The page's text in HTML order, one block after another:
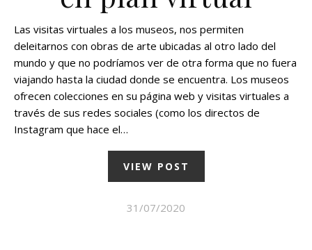
Las visitas virtuales a los museos, nos permiten
deleitarnos con obras de arte ubicadas al otro lado del
mundo y que no podríamos ver de otra forma que no fuera
viajando hasta la ciudad donde se encuentra. Los museos
ofrecen colecciones en su página web y visitas virtuales a
través de sus redes sociales (como los directos de
Instagram que hace el…
VIEW POST
31/07/2020